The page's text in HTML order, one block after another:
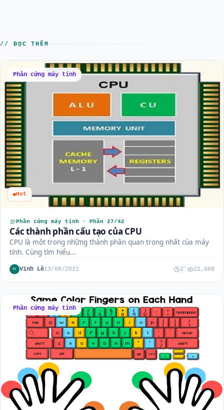
// ĐỌC THÊM
Phần cứng máy tính
Hot
Phần cứng máy tính · Phần 27/42
Các thành phần cấu tạo của CPU
CPU là một trong những thành phần quan trọng nhất của máy
tính. Cùng tìm hiểu...
VL Vinh Lê13/08/2021 2' 21,068
Phần cứng máy tính